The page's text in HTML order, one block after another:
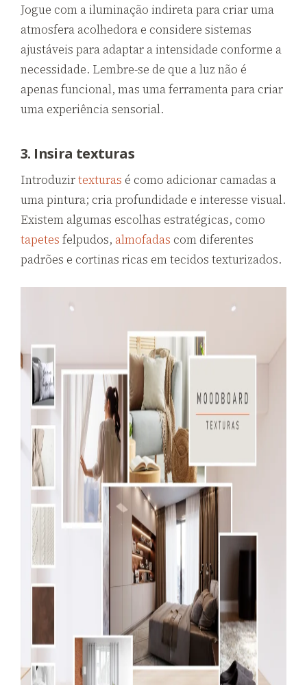
Jogue com a iluminação indireta para criar uma
atmosfera acolhedora e considere sistemas
ajustáveis para adaptar a intensidade conforme a
necessidade. Lembre-se de que a luz não é
apenas funcional, mas uma ferramenta para criar
uma experiência sensorial.
3. Insira texturas
Introduzirtexturas é como adicionar camadas a
uma pintura; cria profundidade e interesse visual.
Existem algumas escolhas estratégicas, como
tapetes felpudos, almofadas com diferentes
padrões e cortinas ricas em tecidos texturizados.